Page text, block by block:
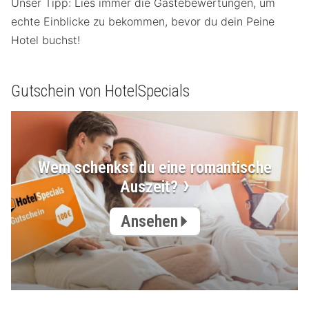
Unser Tipp: Lies immer die Gästebewertungen, um
echte Einblicke zu bekommen, bevor du dein Peine
Hotel buchst!
Gutschein von HotelSpecials
Wem schenkst du eine romantische
Auszeit?
Ansehen